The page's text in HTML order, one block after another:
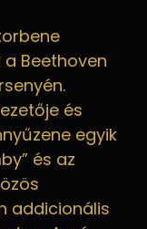
a Beethoven
és
egyik
és az
addicionális